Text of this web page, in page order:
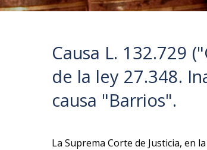
Causa L. 132.729
de la ley 27.348.
causa "Barrios".
La Suprema Corte de Justicia, en